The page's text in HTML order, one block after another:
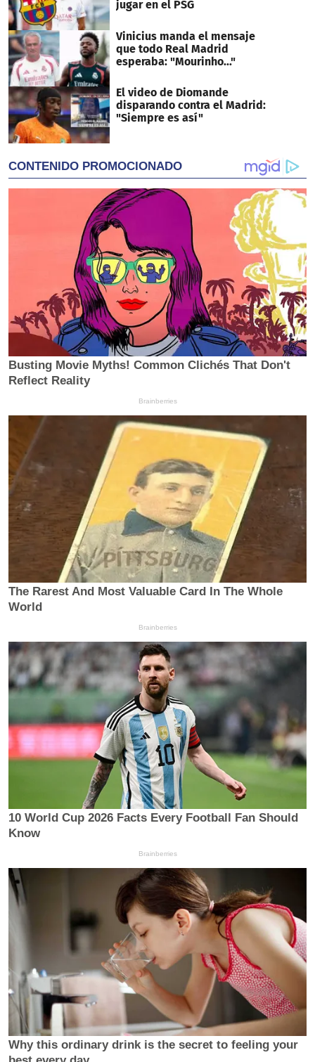
jugar en el PSG
Vinicius manda el mensaje
que todo Real Madrid
esperaba: "Mourinho..."
El video de Diomande
disparando contra el Madrid:
"Siempre es así"